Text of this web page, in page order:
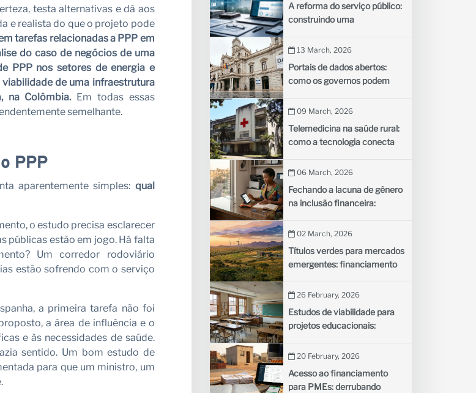
testa alternativas e dá aos
e realista do que o projeto pode
tarefas relacionadas a PPP em
do caso de negócios de uma
PPP nos setores de energia e
de uma infraestrutura
na Colômbia.Em todas essas
semelhante.
PPP
aparentemente simples: qual
o estudo precisa esclarecer
públicas estão em jogo. Há falta
Um corredor rodoviário
estão sofrendo com o serviço
a primeira tarefa não foi
a área de influência e o
e às necessidades de saúde.
sentido. Um bom estudo de
para que um ministro, um
A reforma do serviço público:
construindo uma
eficiente para países em
13 March, 2026
Portais de dados abertos:
como os governos podem
estimular a inovação
09 March, 2026
Telemedicina na saúde rural:
como a tecnologia conecta
médicos
06 March, 2026
Fechando a lacuna de gênero
na inclusão financeira:
o sistema financeiro formal
02 March, 2026
Títulos verdes para mercados
emergentes: financiamento
dívida sustentável
26 February, 2026
Estudos de viabilidade para
projetos educacionais:
escolares
20 February, 2026
Acesso ao financiamento
para PMEs: derrubando